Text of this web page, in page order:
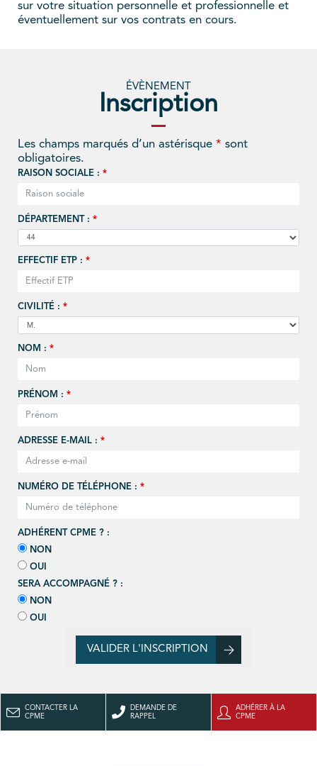
sur votre situation personnelle et professionnelle et
éventuellement sur vos contrats en cours.
ÉVÈNEMENT
Inscription
Les champs marqués d’un astérisque * sont
obligatoires.
RAISON SOCIALE : *
DÉPARTEMENT : *
EFFECTIF ETP : *
CIVILITÉ : *
NOM : *
PRÉNOM : *
ADRESSE E-MAIL : *
NUMÉRO DE TÉLÉPHONE : *
ADHÉRENT CPME ? :
NON
OUI
SERA ACCOMPAGNÉ ? :
NON
OUI
VALIDER L'INSCRIPTION
CONTACTER LA
CPME
DEMANDE DE
RAPPEL
ADHÉRER À LA
CPME